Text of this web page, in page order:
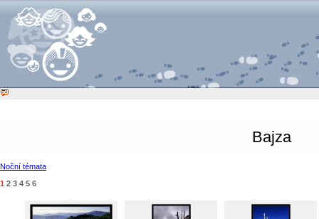
Bajza
Noční témata
1 2 3 4 5 6